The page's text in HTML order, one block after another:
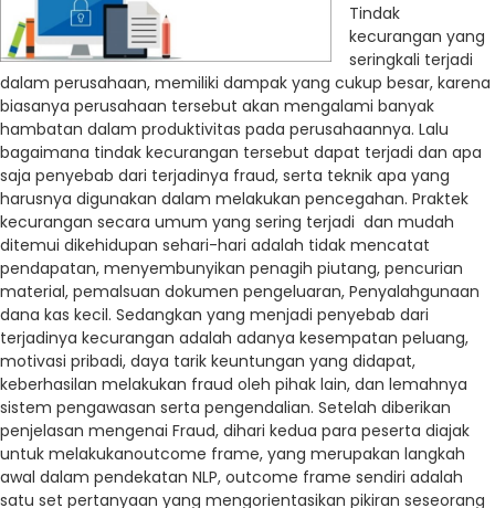
Tindak
kecurangan yang
seringkali terjadi
dalam perusahaan, memiliki dampak yang cukup besar, karena
biasanya perusahaan tersebut akan mengalami banyak
hambatan dalam produktivitas pada perusahaannya. Lalu
bagaimana tindak kecurangan tersebut dapat terjadi dan apa
saja penyebab dari terjadinya fraud, serta teknik apa yang
harusnya digunakan dalam melakukan pencegahan. Praktek
kecurangan secara umum yang sering terjadi dan mudah
ditemui dikehidupan sehari-hari adalah tidak mencatat
pendapatan, menyembunyikan penagih piutang, pencurian
material, pemalsuan dokumen pengeluaran, Penyalahgunaan
dana kas kecil. Sedangkan yang menjadi penyebab dari
terjadinya kecurangan adalah adanya kesempatan peluang,
motivasi pribadi, daya tarik keuntungan yang didapat,
keberhasilan melakukan fraud oleh pihak lain, dan lemahnya
sistem pengawasan serta pengendalian. Setelah diberikan
penjelasan mengenai Fraud, dihari kedua para peserta diajak
untuk melakukanoutcome frame, yang merupakan langkah
awal dalam pendekatan NLP, outcome frame sendiri adalah
satu set pertanyaan yang mengorientasikan pikiran seseorang